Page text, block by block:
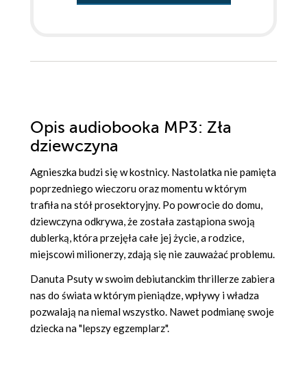
Opis audiobooka MP3: Zła
dziewczyna
Agnieszka budzi się w kostnicy. Nastolatka nie pamięta
poprzedniego wieczoru oraz momentu w którym
trafiła na stół prosektoryjny. Po powrocie do domu,
dziewczyna odkrywa, że została zastąpiona swoją
dublerką, która przejęła całe jej życie, a rodzice,
miejscowi milionerzy, zdają się nie zauważać problemu.
Danuta Psuty w swoim debiutanckim thrillerze zabiera
nas do świata w którym pieniądze, wpływy i władza
pozwalają na niemal wszystko. Nawet podmianę swoje
dziecka na "lepszy egzemplarz".